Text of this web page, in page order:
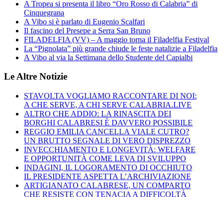
A Tropea si presenta il libro “Oro Rosso di Calabria” di
Cinquegrana
A Vibo si è parlato di Eugenio Scalfari
Il fascino del Presepe a Serra San Bruno
FILADELFIA (VV) – A maggio torna il Filadelfia Festival
La “Pignolata” più grande chiude le feste natalizie a Filadelfia
A Vibo al via la Settimana dello Studente del Capialbi
Le Altre Notizie
STAVOLTA VOGLIAMO RACCONTARE DI NOI:
A CHE SERVE, A CHI SERVE CALABRIA.LIVE
ALTRO CHE ADDIO: LA RINASCITA DEI
BORGHI CALABRESI È DAVVERO POSSIBILE
REGGIO EMILIA CANCELLA VIALE CUTRO?
UN BRUTTO SEGNALE DI VERO DISPREZZO
INVECCHIAMENTO E LONGEVITÀ: WELFARE
E OPPORTUNITÀ COME LEVA DI SVILUPPO
INDAGINI, IL LOGORAMENTO DI OCCHIUTO
IL PRESIDENTE ASPETTA L’ARCHIVIAZIONE
ARTIGIANATO CALABRESE, UN COMPARTO
CHE RESISTE CON TENACIA A DIFFICOLTÀ